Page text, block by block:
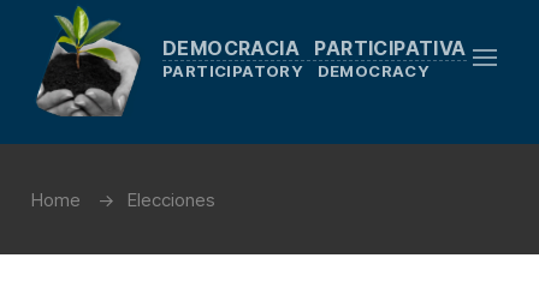
DEMOCRACIA PARTICIPATIVA
PARTICIPATORY DEMOCRACY
Home Elecciones